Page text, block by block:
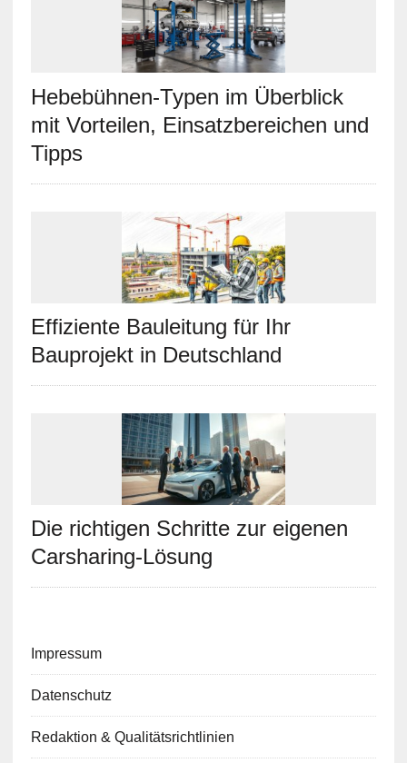
Hebebühnen-Typen im Überblick
mit Vorteilen, Einsatzbereichen und
Tipps
Effiziente Bauleitung für Ihr
Bauprojekt in Deutschland
Die richtigen Schritte zur eigenen
Carsharing-Lösung
Impressum
Datenschutz
Redaktion & Qualitätsrichtlinien